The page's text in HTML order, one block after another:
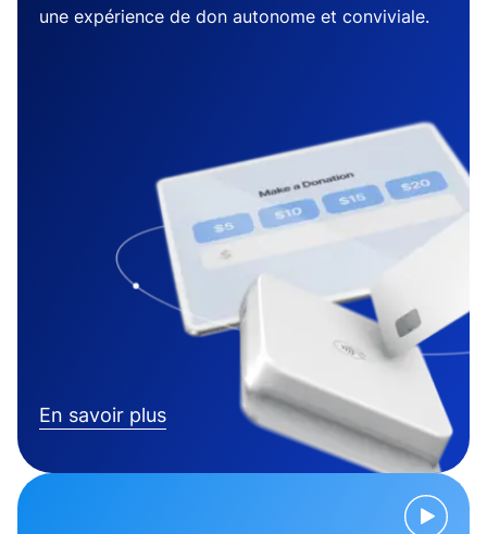
une expérience de don autonome et conviviale.
En savoir plus